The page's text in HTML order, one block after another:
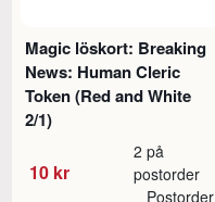
Magic löskort: Breaking
News: Human Cleric
Token (Red and White
2/1)
10 kr
2 på
postorder
Postorder